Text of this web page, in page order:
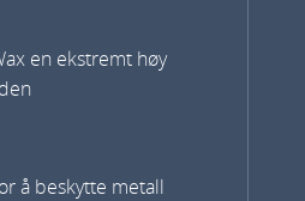
en ekstremt høy
å beskytte metall